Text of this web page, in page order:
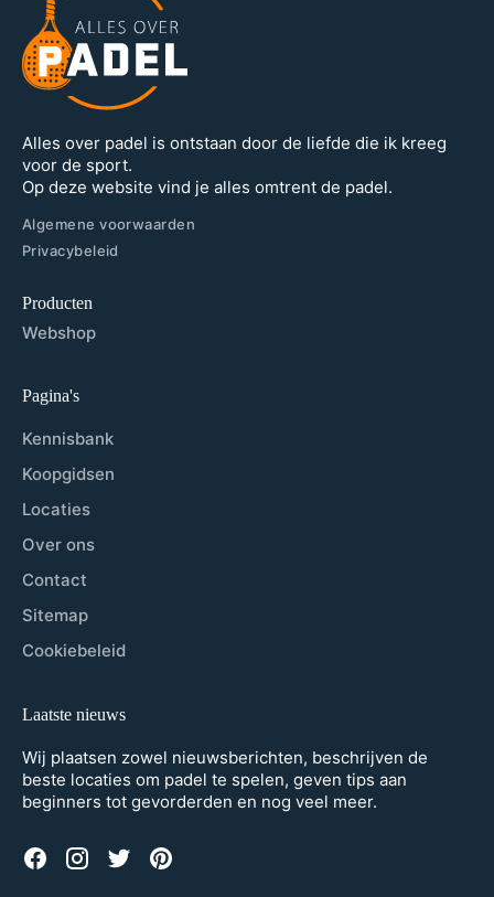
Alles over padel is ontstaan door de liefde die ik kreeg
voor de sport.
Op deze website vind je alles omtrent de padel.
Algemene voorwaarden
Privacybeleid
Producten
Webshop
Pagina's
Kennisbank
Koopgidsen
Locaties
Over ons
Contact
Sitemap
Cookiebeleid
Laatste nieuws
Wij plaatsen zowel nieuwsberichten, beschrijven de
beste locaties om padel te spelen, geven tips aan
beginners tot gevorderden en nog veel meer.